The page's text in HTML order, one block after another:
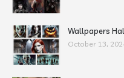
Wallpapers
October 13,